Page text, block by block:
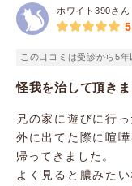
ホワイト390さん
この口コミは受診から5年
怪我を治して頂き
兄の家に遊びに行
外に出てた際に喧
帰ってきました。
よく見ると膿みた